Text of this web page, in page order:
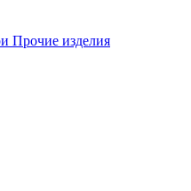
Прочие изделия